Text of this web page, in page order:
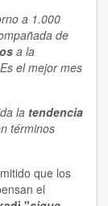
a 1.000
de
a la
el mejor mes
la tendencia
términos
que los
el